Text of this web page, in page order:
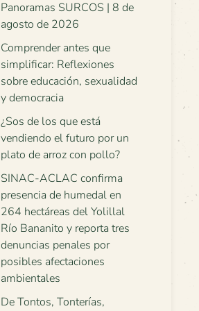
Panoramas SURCOS | 8 de
agosto de 2026
Comprender antes que
simplificar: Reflexiones
sobre educación, sexualidad
y democracia
¿Sos de los que está
vendiendo el futuro por un
plato de arroz con pollo?
SINAC-ACLAC confirma
presencia de humedal en
264 hectáreas del Yolillal
Río Bananito y reporta tres
denuncias penales por
posibles afectaciones
ambientales
De Tontos, Tonterías,